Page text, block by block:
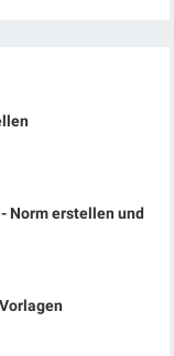
Norm erstellen und